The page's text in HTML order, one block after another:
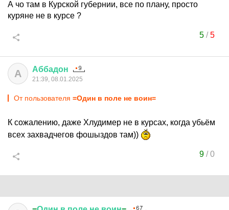
А чо там в Курской губернии, все по плану, просто
куряне не в курсе ?
5/5
А Аббадон
21:39, 08.01.2025
От пользователя =Один в поле не воин=
К сожалению, даже Хлудимер не в курсах, когда убьём
всех захвадчегов фошыздов там))
9/0